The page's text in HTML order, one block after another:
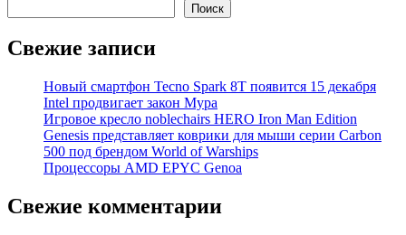
Поиск
Свежие записи
Новый смартфон Tecno Spark 8T появится 15 декабря
Intel продвигает закон Мура
Игровое кресло noblechairs HERO Iron Man Edition
Genesis представляет коврики для мыши серии Carbon
500 под брендом World of Warships
Процессоры AMD EPYC Genoa
Свежие комментарии